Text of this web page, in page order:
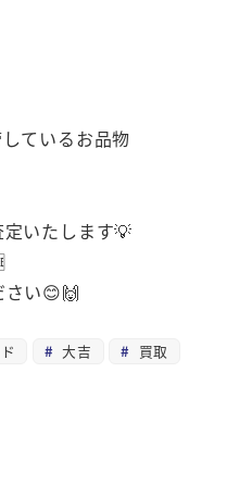
ているお品物
いたします💡
い😊🙌
大吉
買取